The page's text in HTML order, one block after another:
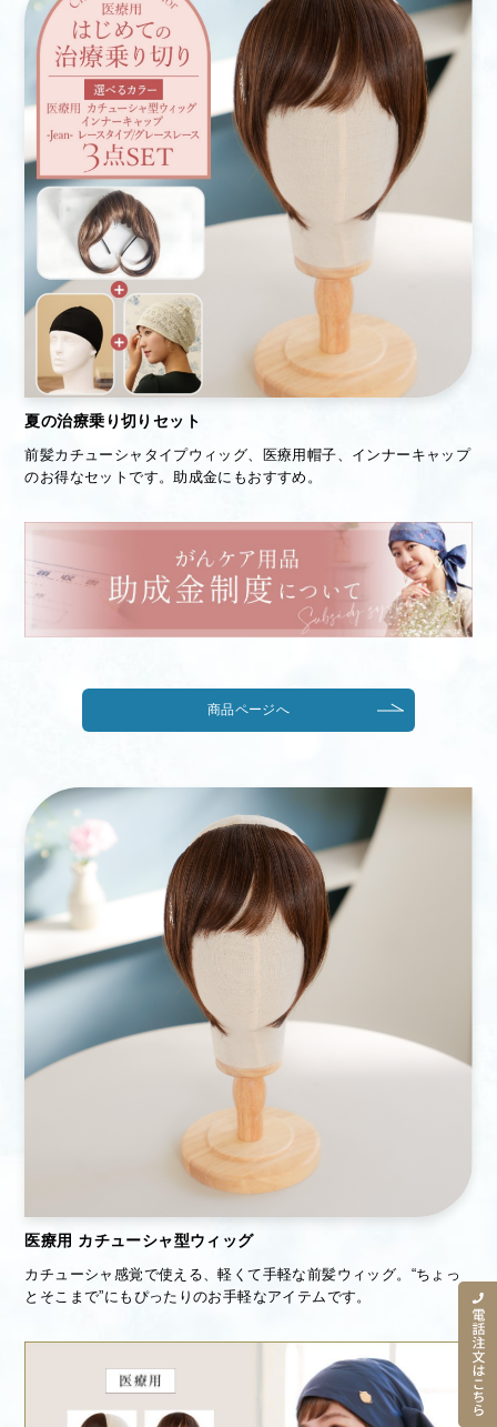
夏の治療乗り切りセット
前髪カチューシャタイプウィッグ、医療用帽子、インナーキャップ
のお得なセットです。助成金にもおすすめ。
商品ページへ
医療用 カチューシャ型ウィッグ
カチューシャ感覚で使える、軽くて手軽な前髪ウィッグ。“ちょっ
とそこまで”にもぴったりのお手軽なアイテムです。